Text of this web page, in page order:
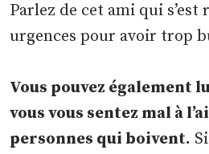
Parlez de cet ami qui s’est
urgences pour avoir trop
Vous pouvez également
vous vous sentez mal à
personnes qui boivent.